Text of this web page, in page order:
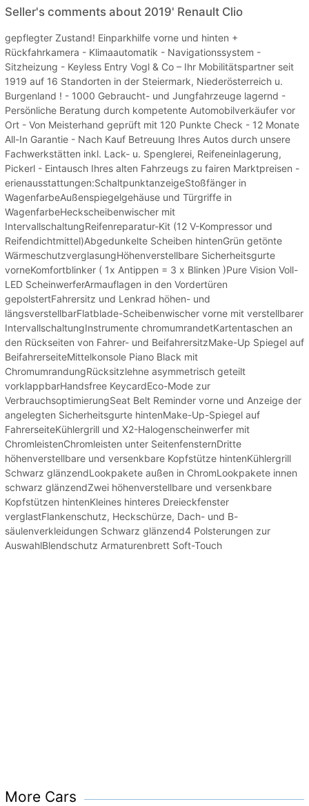
Seller's comments about 2019' Renault Clio
gepflegter Zustand! Einparkhilfe vorne und hinten +
Rückfahrkamera - Klimaautomatik - Navigationssystem -
Sitzheizung - Keyless Entry Vogl & Co – Ihr Mobilitätspartner seit
1919 auf 16 Standorten in der Steiermark, Niederösterreich u.
Burgenland ! - 1000 Gebraucht- und Jungfahrzeuge lagernd -
Persönliche Beratung durch kompetente Automobilverkäufer vor
Ort - Von Meisterhand geprüft mit 120 Punkte Check - 12 Monate
All-In Garantie - Nach Kauf Betreuung Ihres Autos durch unsere
Fachwerkstätten inkl. Lack- u. Spenglerei, Reifeneinlagerung,
Pickerl - Eintausch Ihres alten Fahrzeugs zu fairen Marktpreisen -
erienausstattungen:SchaltpunktanzeigeStoßfänger in
WagenfarbeAußenspiegelgehäuse und Türgriffe in
WagenfarbeHeckscheibenwischer mit
IntervallschaltungReifenreparatur-Kit (12 V-Kompressor und
Reifendichtmittel)Abgedunkelte Scheiben hintenGrün getönte
WärmeschutzverglasungHöhenverstellbare Sicherheitsgurte
vorneKomfortblinker ( 1x Antippen = 3 x Blinken )Pure Vision Voll-
LED ScheinwerferArmauflagen in den Vordertüren
gepolstertFahrersitz und Lenkrad höhen- und
längsverstellbarFlatblade-Scheibenwischer vorne mit verstellbarer
IntervallschaltungInstrumente chromumrandetKartentaschen an
den Rückseiten von Fahrer- und BeifahrersitzMake-Up Spiegel auf
BeifahrerseiteMittelkonsole Piano Black mit
ChromumrandungRücksitzlehne asymmetrisch geteilt
vorklappbarHandsfree KeycardEco-Mode zur
VerbrauchsoptimierungSeat Belt Reminder vorne und Anzeige der
angelegten Sicherheitsgurte hintenMake-Up-Spiegel auf
FahrerseiteKühlergrill und X2-Halogenscheinwerfer mit
ChromleistenChromleisten unter SeitenfensternDritte
höhenverstellbare und versenkbare Kopfstütze hintenKühlergrill
Schwarz glänzendLookpakete außen in ChromLookpakete innen
schwarz glänzendZwei höhenverstellbare und versenkbare
Kopfstützen hintenKleines hinteres Dreieckfenster
verglastFlankenschutz, Heckschürze, Dach- und B-
säulenverkleidungen Schwarz glänzend4 Polsterungen zur
AuswahlBlendschutz Armaturenbrett Soft-Touch
More Cars